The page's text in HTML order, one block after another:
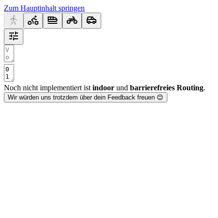
Zum Hauptinhalt springen
Noch nicht implementiert ist indoor und barrierefreies Routing.
Wir würden uns trotzdem über dein Feedback freuen 😊